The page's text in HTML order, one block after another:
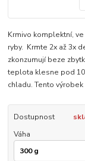
Krmivo komplektní,
ryby. Krmte 2x až 3x
zkonzumují beze
teplota klesne pod 10
chladu. Tento výrobek
Dostupnost
Váha